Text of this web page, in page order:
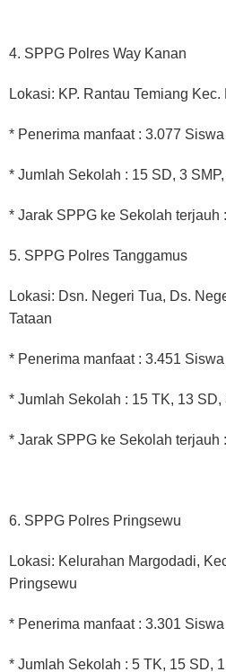
4. SPPG Polres Way Kanan
Lokasi: KP. Rantau Temiang
* Penerima manfaat : 3.077 Siswa
* Jumlah Sekolah : 15 SD, 3
* Jarak SPPG ke Sekolah terjauh
5. SPPG Polres Tanggamus
Lokasi: Dsn. Negeri Tua, Ds.
Tataan
* Penerima manfaat : 3.451 Siswa
* Jumlah Sekolah : 15 TK, 13 SD,
* Jarak SPPG ke Sekolah terjauh
6. SPPG Polres Pringsewu
Lokasi: Kelurahan Margodadi,
Pringsewu
* Penerima manfaat : 3.301 Siswa
* Jumlah Sekolah : 5 TK, 15 SD,